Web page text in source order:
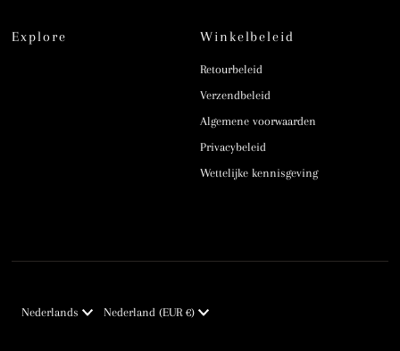
Explore Winkelbeleid
Retourbeleid
Verzendbeleid
Algemene voorwaarden
Privacybeleid
Wettelijke kennisgeving
Nederlands Nederland (EUR €)